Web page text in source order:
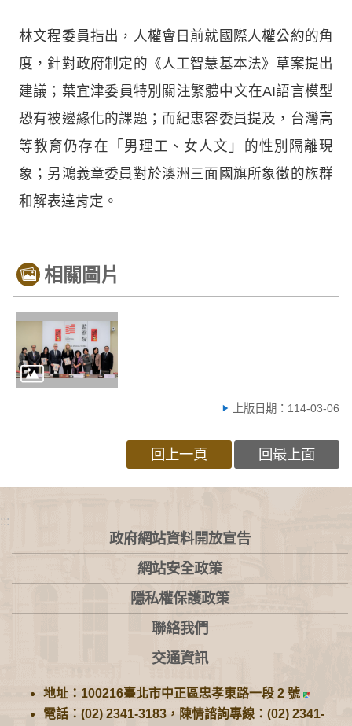
林文程委員指出，人權會日前就國際人權公約的角
度，針對政府制定的《人工智慧基本法》草案提出
建議；葉宜津委員特別關注繁體中文在AI語言模型
恐有被邊緣化的課題；而紀惠容委員提及，台灣高
等教育仍存在「男理工、女人文」的性別隔離現
象；另鴻義章委員對於澳洲三面國旗所象徵的族群
和解表達肯定。
相關圖片
上版日期：114-03-06
回上一頁 回最上面
:::
政府網站資料開放宣告
網站安全政策
隱私權保護政策
聯絡我們
交通資訊
地址：100216臺北市中正區忠孝東路一段 2 號
電話：(02) 2341-3183，陳情諮詢專線：(02) 2341-